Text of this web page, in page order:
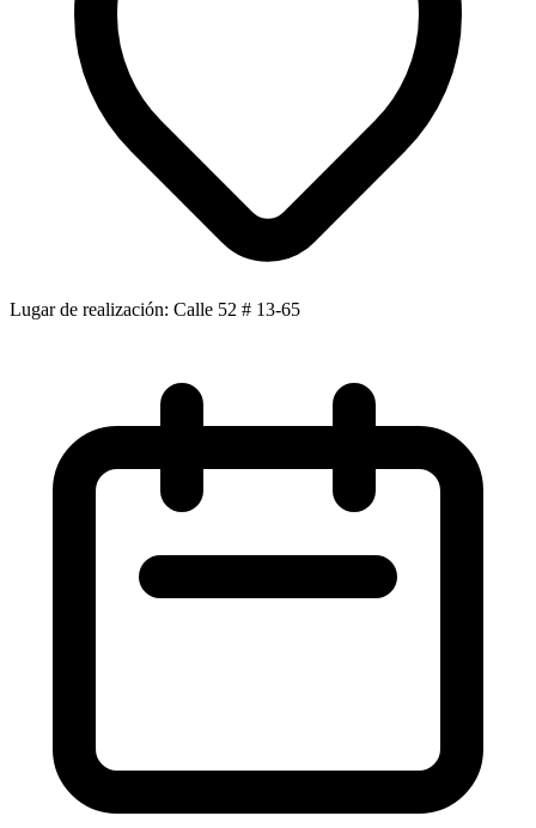
Lugar de realización: Calle 52 # 13-65